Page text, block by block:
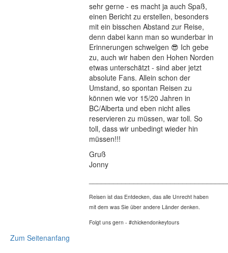
sehr gerne - es macht ja auch Spaß,
einen Bericht zu erstellen, besonders
mit ein bisschen Abstand zur Reise,
denn dabei kann man so wunderbar in
Erinnerungen schwelgen 😎 Ich gebe
zu, auch wir haben den Hohen Norden
etwas unterschätzt - sind aber jetzt
absolute Fans. Allein schon der
Umstand, so spontan Reisen zu
können wie vor 15/20 Jahren in
BC/Alberta und eben nicht alles
reservieren zu müssen, war toll. So
toll, dass wir unbedingt wieder hin
müssen!!!
Gruß
Jonny
Reisen ist das Entdecken, das alle Unrecht haben
mit dem was Sie über andere Länder denken.
Folgt uns gern - #chickendonkeytours
Zum Seitenanfang